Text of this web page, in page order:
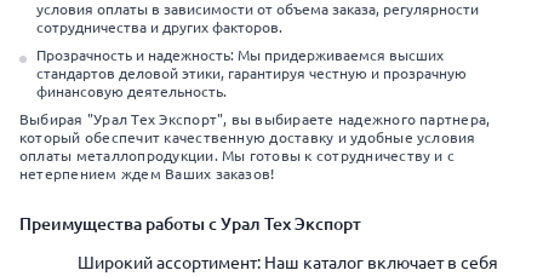
условия оплаты в зависимости от объема заказа, регулярности
сотрудничества и других факторов.
Прозрачность и надежность: Мы придерживаемся высших
стандартов деловой этики, гарантируя честную и прозрачную
финансовую деятельность.
Выбирая "Урал Тех Экспорт", вы выбираете надежного партнера,
который обеспечит качественную доставку и удобные условия
оплаты металлопродукции. Мы готовы к сотрудничеству и с
нетерпением ждем Ваших заказов!
Преимущества работы с Урал Тех Экспорт
Широкий ассортимент: Наш каталог включает в себя